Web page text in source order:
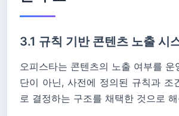
3.1 규칙 기반 콘텐츠 노출 시
오피스타는 콘텐츠의 노출 여부를 운
단이 아닌, 사전에 정의된 규칙과 조
로 결정하는 구조를 채택한 것으로